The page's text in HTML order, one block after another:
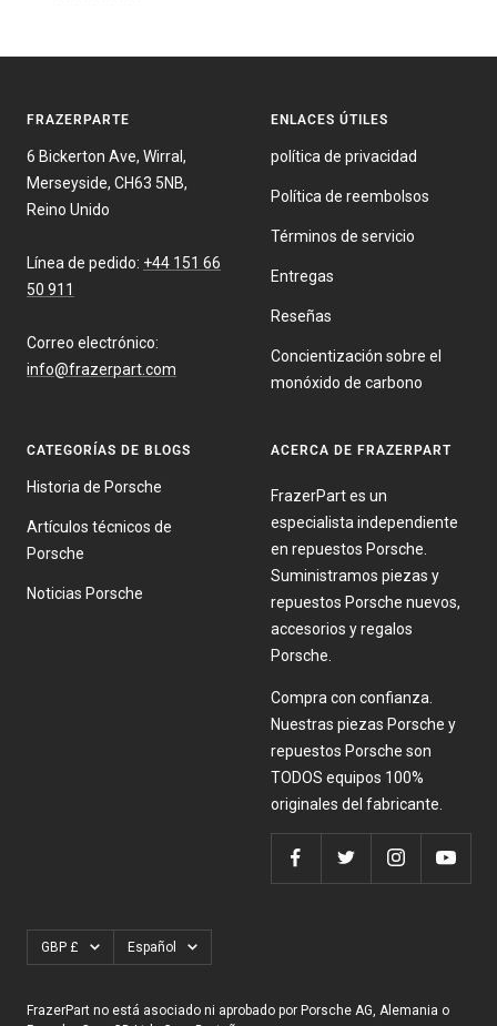
FRAZERPARTE
6 Bickerton Ave, Wirral,
Merseyside, CH63 5NB,
Reino Unido
Línea de pedido: +44 151 66
50 911
Correo electrónico:
info@frazerpart.com
ENLACES ÚTILES
política de privacidad
Política de reembolsos
Términos de servicio
Entregas
Reseñas
Concientización sobre el
monóxido de carbono
CATEGORÍAS DE BLOGS
Historia de Porsche
Artículos técnicos de
Porsche
Noticias Porsche
ACERCA DE FRAZERPART
FrazerPart es un
especialista independiente
en repuestos Porsche.
Suministramos piezas y
repuestos Porsche nuevos,
accesorios y regalos
Porsche.
Compra con confianza.
Nuestras piezas Porsche y
repuestos Porsche son
TODOS equipos 100%
originales del fabricante.
Moneda
GBP £ Idioma
Español
FrazerPart no está asociado ni aprobado por Porsche AG, Alemania o